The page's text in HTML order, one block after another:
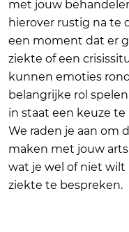
met jouw
hierover rustig na te
een moment dat er
ziekte of een
kunnen emoties
belangrijke rol
in staat een keuze te
We raden je aan om
maken met jouw
wat je wel of niet
ziekte te bespreken.